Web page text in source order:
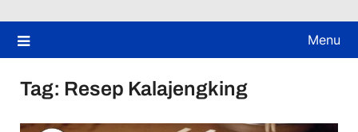
Menu
Tag: Resep Kalajengking